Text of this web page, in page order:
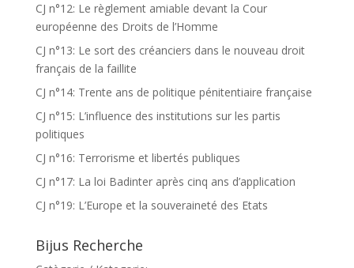
CJ n°12: Le règlement amiable devant la Cour
européenne des Droits de l’Homme
CJ n°13: Le sort des créanciers dans le nouveau droit
français de la faillite
CJ n°14: Trente ans de politique pénitentiaire française
CJ n°15: L’influence des institutions sur les partis
politiques
CJ n°16: Terrorisme et libertés publiques
CJ n°17: La loi Badinter après cinq ans d’application
CJ n°19: L’Europe et la souveraineté des Etats
Bijus Recherche